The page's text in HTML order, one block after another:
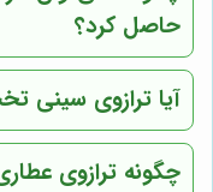
حاصل کرد؟
آیا ترازوی سینی
چگونه ترازوی